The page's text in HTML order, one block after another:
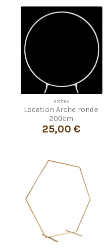
Arches
Location Arche ronde
200cm
25,00 €